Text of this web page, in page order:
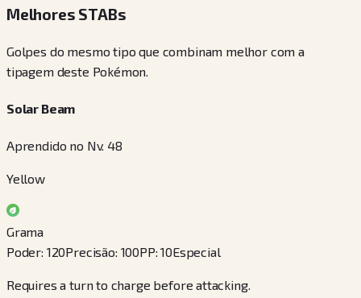
Melhores STABs
Golpes do mesmo tipo que combinam melhor com a
tipagem deste Pokémon.
Solar Beam
Aprendido no Nv. 48
Yellow
Grama
Poder: 120Precisão: 100PP:10Especial
Requires a turn to charge before attacking.